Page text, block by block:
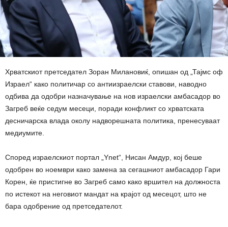
Хрватскиот претседател Зоран Милановиќ, опишан од „Тајмс оф
Израел“ како политичар со антиизраелски ставови, наводно
одбива да одобри назначување на нов израелски амбасадор во
Загреб веќе седум месеци, поради конфликт со хрватската
десничарска влада околу надворешната политика, пренесуваат
медиумите.
Според израелскиот портал „Ynet“, Нисан Амдур, кој беше
одобрен во ноември како замена за сегашниот амбасадор Гари
Корен, ќе пристигне во Загреб само како вршител на должноста
по истекот на неговиот мандат на крајот од месецот, што не
бара одобрение од претседателот.